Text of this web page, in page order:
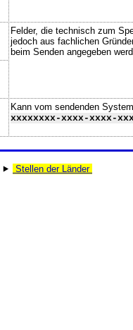
Felder, die technisch zum
jedoch aus fachlichen
beim Senden angegeben
Kann vom sendenden
xxxxxxxx-xxxx-xxxx-
⯈
Stellen der Länder